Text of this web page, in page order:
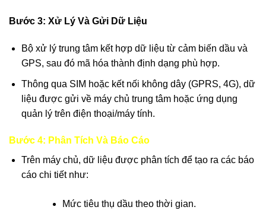
Bước 3: Xử Lý Và Gửi Dữ Liệu
Bộ xử lý trung tâm kết hợp dữ liệu từ cảm biến dầu và
GPS, sau đó mã hóa thành định dạng phù hợp.
Thông qua SIM hoặc kết nối không dây (GPRS, 4G), dữ
liệu được gửi về máy chủ trung tâm hoặc ứng dụng
quản lý trên điện thoại/máy tính.
Bước 4: Phân Tích Và Báo Cáo
Trên máy chủ, dữ liệu được phân tích để tạo ra các báo
cáo chi tiết như:
Mức tiêu thụ dầu theo thời gian.